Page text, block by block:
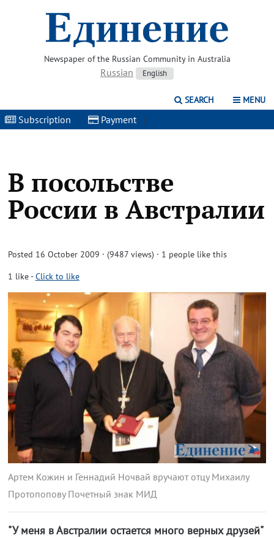
Newspaper of the Russian Community in Australia
Russian English
SEARCH MENU
Subscription | Payment |
В посольстве
России в Австралии
Posted 16 October 2009 · (9487 views) · 1 people like this
1 like-Click to like
Артем Кожин и Геннадий Ночвай вручают отцу Михаилу
Протопопову Почетный знак МИД
"У меня в Австралии остается много верных друзей"